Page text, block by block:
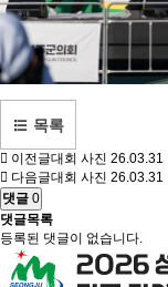
목록
이전글대회 사진 26.03.31
다음글대회 사진 26.03.31
댓글 0
댓글목록
등록된 댓글이 없습니다.